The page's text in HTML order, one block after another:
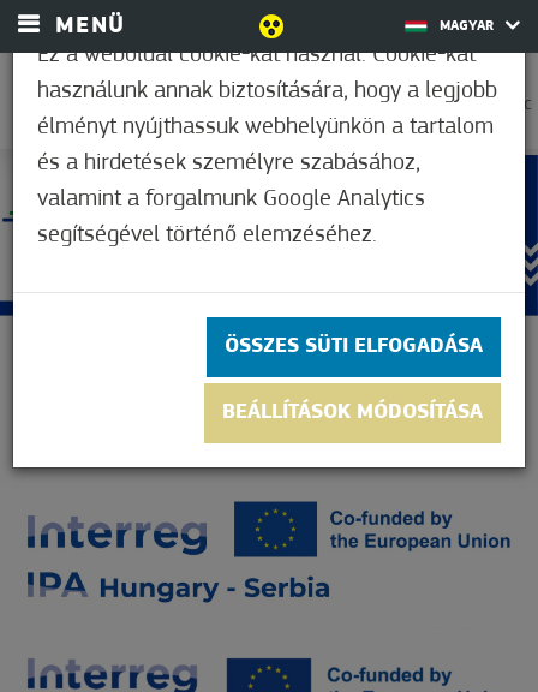
MENÜ MAGYAR
36,1°C
Ez a weboldal cookie-kat használ. Cookie-kat
használunk annak biztosítására, hogy a legjobb
élményt nyújthassuk webhelyünkön a tartalom
és a hirdetések személyre szabásához,
valamint a forgalmunk Google Analytics
segítségével történő elemzéséhez.
ÖSSZES SÜTI ELFOGADÁSA
BEÁLLÍTÁSOK MÓDOSÍTÁSA